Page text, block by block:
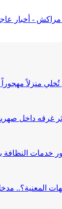
مراكش - أخبار
منزلاً مهجوراً
داخل صهريج
خدمات النظافة
المعنية؟..